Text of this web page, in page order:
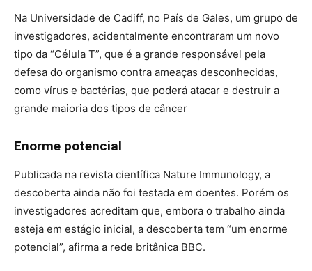
Na Universidade de Cadiff, no País de Gales, um grupo de
investigadores, acidentalmente encontraram um novo
tipo da “Célula T”, que é a grande responsável pela
defesa do organismo contra ameaças desconhecidas,
como vírus e bactérias, que poderá atacar e destruir a
grande maioria dos tipos de câncer
Enorme potencial
Publicada na revista científica Nature Immunology, a
descoberta ainda não foi testada em doentes. Porém os
investigadores acreditam que, embora o trabalho ainda
esteja em estágio inicial, a descoberta tem “um enorme
potencial”, afirma a rede britânica BBC.